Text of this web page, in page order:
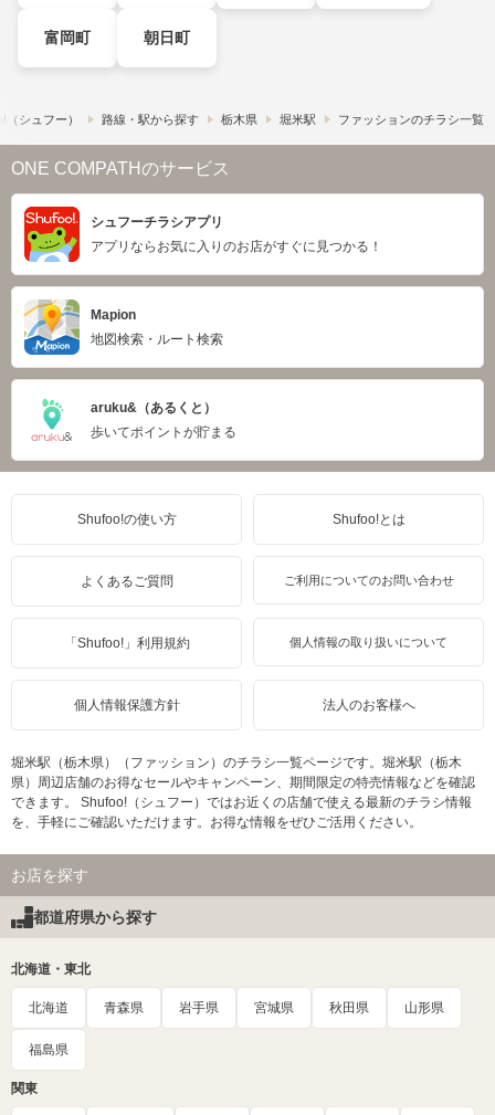
富岡町 朝日町
シュフー） 路線・駅から探す 栃木県 堀米駅 ファッションのチラシ一覧
ONE COMPATHのサービス
シュフーチラシアプリ
アプリならお気に入りのお店がすぐに見つかる！
Mapion
地図検索・ルート検索
aruku&（あるくと）
歩いてポイントが貯まる
Shufoo!の使い方 Shufoo!とは
よくあるご質問 ご利用についてのお問い合わせ
「Shufoo!」利用規約 個人情報の取り扱いについて
個人情報保護方針 法人のお客様へ
堀米駅（栃木県）（ファッション）のチラシ一覧ページです。堀米駅（栃木
県）周辺店舗のお得なセールやキャンペーン、期間限定の特売情報などを確認
できます。 Shufoo!（シュフー）ではお近くの店舗で使える最新のチラシ情報
を、手軽にご確認いただけます。お得な情報をぜひご活用ください。
お店を探す
都道府県から探す
北海道・東北
北海道 青森県 岩手県 宮城県 秋田県 山形県
福島県
関東